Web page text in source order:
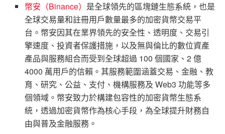
幣安（Binance） 是全球領先的區塊鏈生態系統，也是
全球交易量和註冊用戶數量最多的加密貨幣交易平
台。幣安因其在業界領先的安全性、透明度、交易引
擎速度、投資者保護措施，以及無與倫比的數位資產
產品與服務組合而受到全球超過 100 個國家、2 億
4000 萬用戶的信賴。其服務範圍涵蓋交易、金融、教
育、研究、公益、支付、機構服務及 Web3 功能等多
個領域。幣安致力於構建包容性的加密貨幣生態系
統，透過加密貨幣作為核心手段，為全球提升財務自
由與普及金融服務。